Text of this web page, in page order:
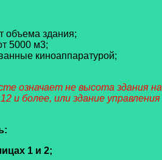
объема здания;
5000 м3;
киноаппаратурой;
не высота здания
и более, или здание
1 и 2;